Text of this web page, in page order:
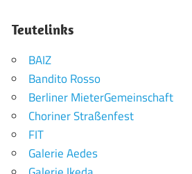
Teutelinks
BAIZ
Bandito Rosso
Berliner MieterGemeinschaft
Choriner Straßenfest
FIT
Galerie Aedes